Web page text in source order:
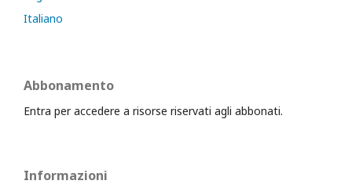
Italiano
Abbonamento
Entra per accedere a risorse riservati agli abbonati.
Informazioni